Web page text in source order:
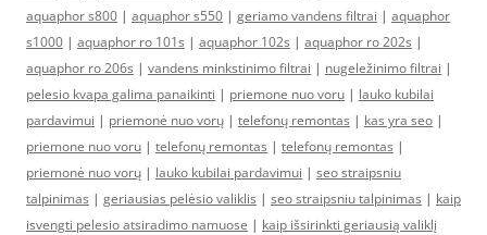
aquaphor s800 | aquaphor s550 | geriamo vandens filtrai | aquaphor
s1000 | aquaphor ro 101s | aquaphor 102s | aquaphor ro 202s |
aquaphor ro 206s | vandens minkstinimo filtrai | nugeležinimo filtrai |
pelesio kvapa galima panaikinti | priemone nuo voru | lauko kubilai
pardavimui | priemonė nuo vorų | telefonų remontas | kas yra seo |
priemone nuo voru | telefonų remontas | telefonų remontas |
priemonė nuo vorų | lauko kubilai pardavimui | seo straipsniu
talpinimas | geriausias pelėsio valiklis | seo straipsniu talpinimas | kaip
isvengti pelesio atsiradimo namuose | kaip išsirinkti geriausią valiklį